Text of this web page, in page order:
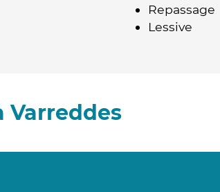
Repassage
Lessive
Varreddes